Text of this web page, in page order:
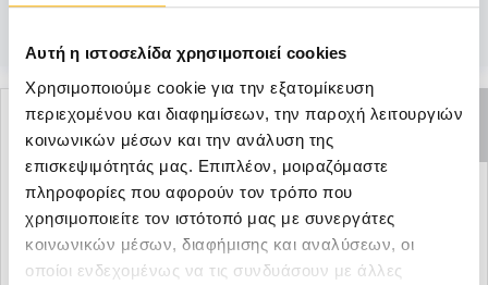
Αυτή η ιστοσελίδα χρησιμοποιεί cookies
Χρησιμοποιούμε cookie για την εξατομίκευση
περιεχομένου και διαφημίσεων, την παροχή λειτουργιών
κοινωνικών μέσων και την ανάλυση της
επισκεψιμότητάς μας. Επιπλέον, μοιραζόμαστε
πληροφορίες που αφορούν τον τρόπο που
χρησιμοποιείτε τον ιστότοπό μας με συνεργάτες
κοινωνικών μέσων, διαφήμισης και αναλύσεων, οι
οποίοι ενδεχομένως να τις συνδυάσουν με άλλες
ΑΝΕΝΕΡΓΗ